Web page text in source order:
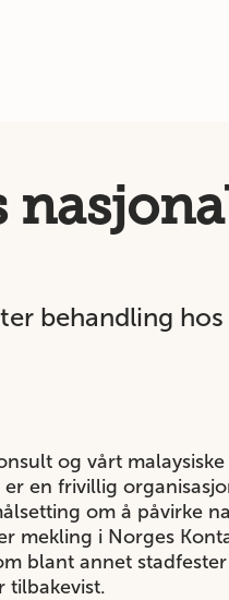
behandling hos
og vårt
en frivillig
om å påvirke
mekling i Norges
blant annet
tilbakevist.